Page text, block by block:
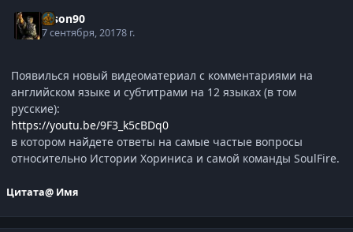
tyson90
7 сентября, 20178 г.
Появилься новый видеоматериал с комментариями на
английском языке и субтитрами на 12 языках (в том
русские):
https://youtu.be/9F3_k5cBDq0
в котором найдете ответы на самые частые вопросы
относительно Истории Хориниса и самой команды SoulFire.
Цитата@ Имя